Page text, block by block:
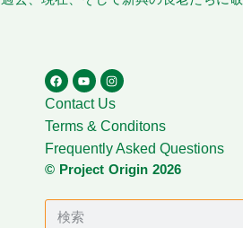
Contact Us
Terms & Conditons
Frequently Asked Questions
© Project Origin 2026